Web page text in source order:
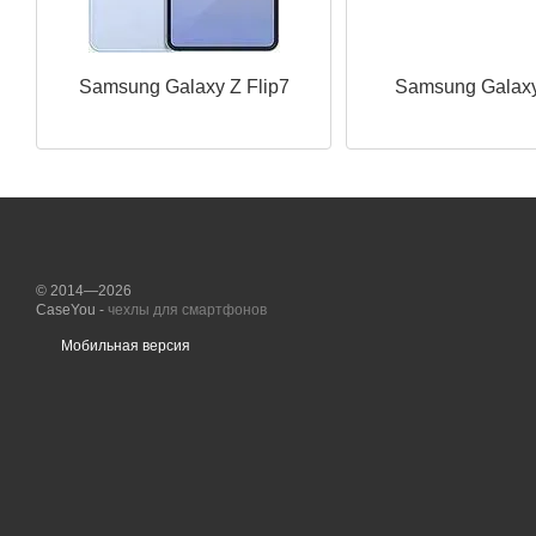
Samsung Galaxy Z Flip7 Samsung
© 2014—2026
CaseYou - чехлы для смартфонов
Мобильная версия